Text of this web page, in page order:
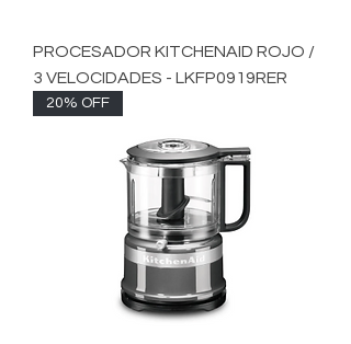
PROCESADOR KITCHENAID ROJO /
3 VELOCIDADES - LKFP0919RER
20% OFF